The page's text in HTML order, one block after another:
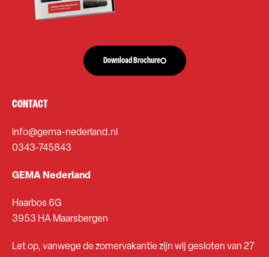
Download Brochure
CONTACT
info@gema-nederland.nl
0343-745843
GEMA Nederland
Haarbos 6G
3953 HA Maarsbergen
Let op, vanwege de zomervakantie zijn wij gesloten van 27